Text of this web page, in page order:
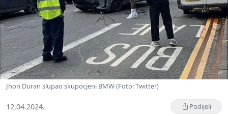
Jhon Duran slupao skupocjeni BMW (Foto: Twitter)
12.04.2024. Podijeli